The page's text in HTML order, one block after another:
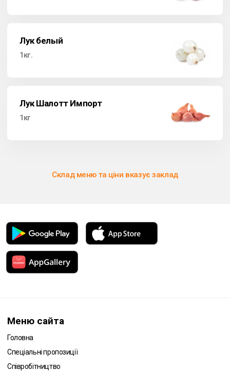
Лук белый
1кг.
Лук Шалотт Импорт
1кг
Склад меню та ціни вказує заклад
Меню сайта
Головна
Спеціальні пропозиції
Співробітництво